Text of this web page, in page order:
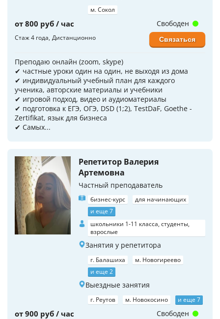
м. Сокол
от 800 руб / час
Стаж 4 года Дистанционно
Преподаю онлайн (zoom, skype)
✔ частные уроки один на один, не выходя из дома
✔ индивидуальный учебный план для каждого
ученика, авторские материалы и учебники
✔ игровой подход, видео и аудиоматериалы
✔ подготовка к ЕГЭ, ОГЭ, DSD (1;2), TestDaF, Goethe -
Zertifikat, язык для бизнеса
✔ Самых...
Свободен
Связаться
Репетитор Валерия
Артемовна
Частный преподаватель
бизнес-курс
для начинающих
и еще 7
школьники 1-11 класса, студенты,
взрослые
Занятия у репетитора
г. Балашиха
м. Новогиреево
и еще 2
Выездные занятия
г. Реутов м. Новокосино и еще 7
от 900 руб / час Свободен